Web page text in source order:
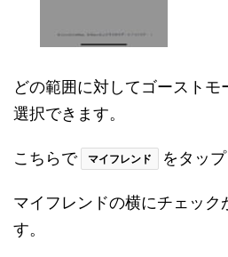
どの範囲に対してゴーストモ
選択できます。
こちらで マイフレンド をタップ
マイフレンドの横にチェッ
す。